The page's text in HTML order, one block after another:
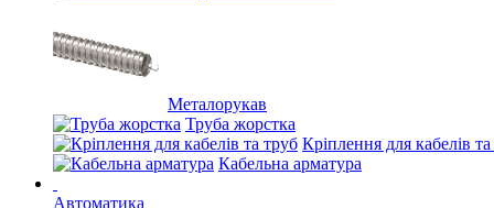
Металорукав
Труба жорстка
Кріплення для кабелів
Кабельна арматура
Автоматика